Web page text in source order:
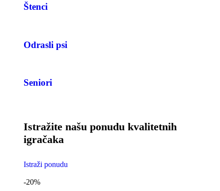
Štenci
Odrasli psi
Seniori
Istražite našu ponudu kvalitetnih
igračaka
Istraži ponudu
-20%